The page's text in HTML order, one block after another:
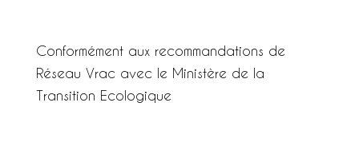
Conformément aux recommandations de
Réseau Vrac avec le Ministère de la
Transition Ecologique